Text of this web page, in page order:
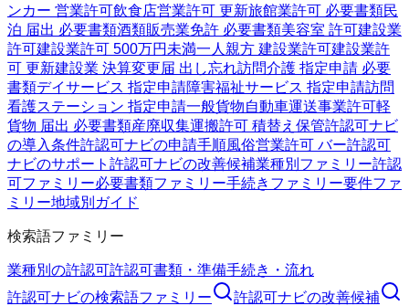
ンカー 営業許可飲食店営業許可 更新旅館業許可 必要書類民
泊 届出 必要書類酒類販売業免許 必要書類美容室 許可建設業
許可建設業許可 500万円未満一人親方 建設業許可建設業許
可 更新建設業 決算変更届 出し忘れ訪問介護 指定申請 必要
書類デイサービス 指定申請障害福祉サービス 指定申請訪問
看護ステーション 指定申請一般貨物自動車運送事業許可軽
貨物 届出 必要書類産廃収集運搬許可 積替え保管許認可ナビ
の導入条件許認可ナビの申請手順風俗営業許可 バー許認可
ナビのサポート 許認可ナビの改善候補業種別ファミリー許認
可ファミリー必要書類ファミリー手続きファミリー要件ファ
ミリー地域別ガイド
検索語ファミリー
業種別の許認可許認可書類・準備手続き・流れ
許認可ナビの検索語ファミリー 許認可ナビの改善候補